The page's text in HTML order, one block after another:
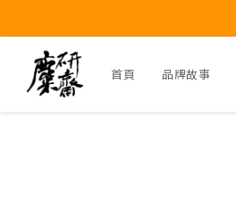
首頁 品牌故事